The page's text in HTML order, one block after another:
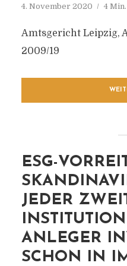
4. November 2020 4
Amtsgericht Leipzig,
2009/19
ESG-
JEDER
ANLEGER
SCHON IN